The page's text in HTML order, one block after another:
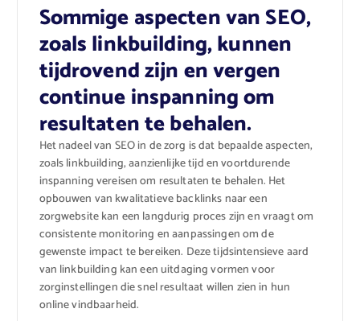
Sommige aspecten van SEO,
zoals linkbuilding, kunnen
tijdrovend zijn en vergen
continue inspanning om
resultaten te behalen.
Het nadeel van SEO in de zorg is dat bepaalde aspecten,
zoals linkbuilding, aanzienlijke tijd en voortdurende
inspanning vereisen om resultaten te behalen. Het
opbouwen van kwalitatieve backlinks naar een
zorgwebsite kan een langdurig proces zijn en vraagt om
consistente monitoring en aanpassingen om de
gewenste impact te bereiken. Deze tijdsintensieve aard
van linkbuilding kan een uitdaging vormen voor
zorginstellingen die snel resultaat willen zien in hun
online vindbaarheid.